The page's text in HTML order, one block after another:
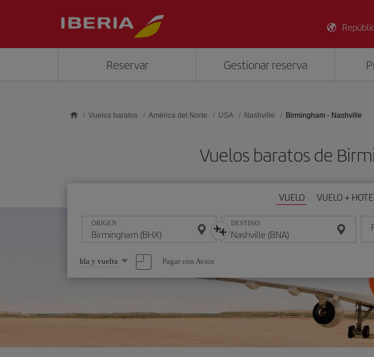
Reservar Gestionar reserva
Vuelos baratos América del Norte USA Nashville Birmingham - Nashville
Vuelos baratos de
VUELO VUELO + HOTEL
ORIGEN DESTINO
Seleccione
una
opción
Ida y vuelta Pagar con Avios